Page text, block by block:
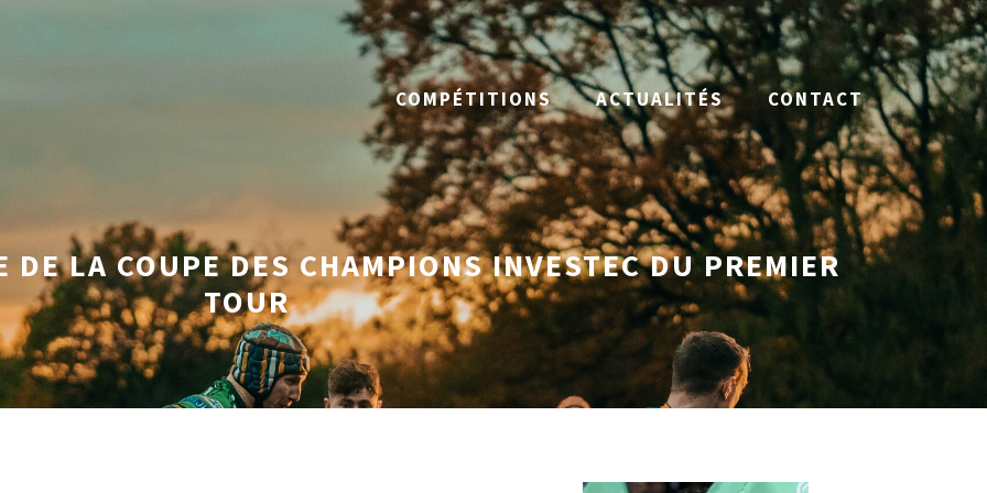
COMPÉTITIONS ACTUALITÉS CONTACT
DE LA COUPE DES CHAMPIONS INVESTEC DU PREMIER
TOUR